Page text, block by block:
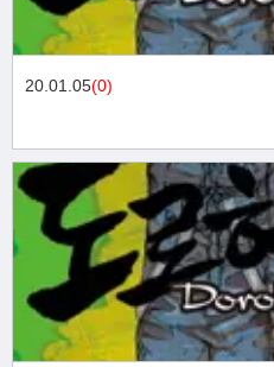
20.01.05(0)